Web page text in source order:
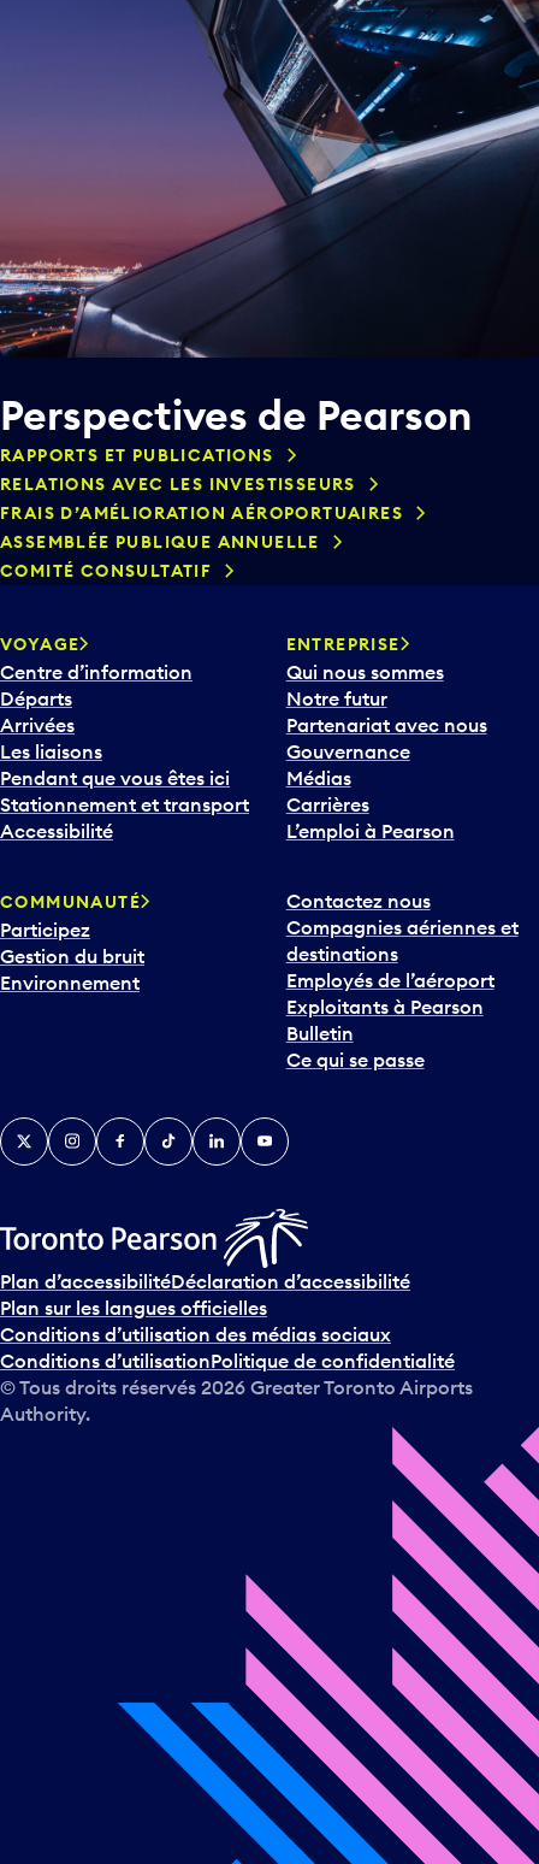
Perspectives de Pearson
RAPPORTS ET PUBLICATIONS
RELATIONS AVEC LES INVESTISSEURS
FRAIS D’AMÉLIORATION AÉROPORTUAIRES
ASSEMBLÉE PUBLIQUE ANNUELLE
COMITÉ CONSULTATIF
VOYAGE
Centre d’information
Départs
Arrivées
Les liaisons
Pendant que vous êtes ici
Stationnement et transport
Accessibilité
ENTREPRISE
Qui nous sommes
Notre futur
Partenariat avec nous
Gouvernance
Médias
Carrières
L’emploi à Pearson
COMMUNAUTÉ
Participez
Gestion du bruit
Environnement
Contactez nous
Compagnies aériennes et
destinations
Employés de l’aéroport
Exploitants à Pearson
Bulletin
Ce qui se passe
TwitterInstagramFacebook
TikTokLinkedInYouTube
Plan d’accessibilitéDéclaration d’accessibilité
Plan sur les langues officielles
Conditions d’utilisation des médias sociaux
Conditions d’utilisationPolitique de confidentialité
© Tous droits réservés 2026 Greater Toronto Airports
Authority.